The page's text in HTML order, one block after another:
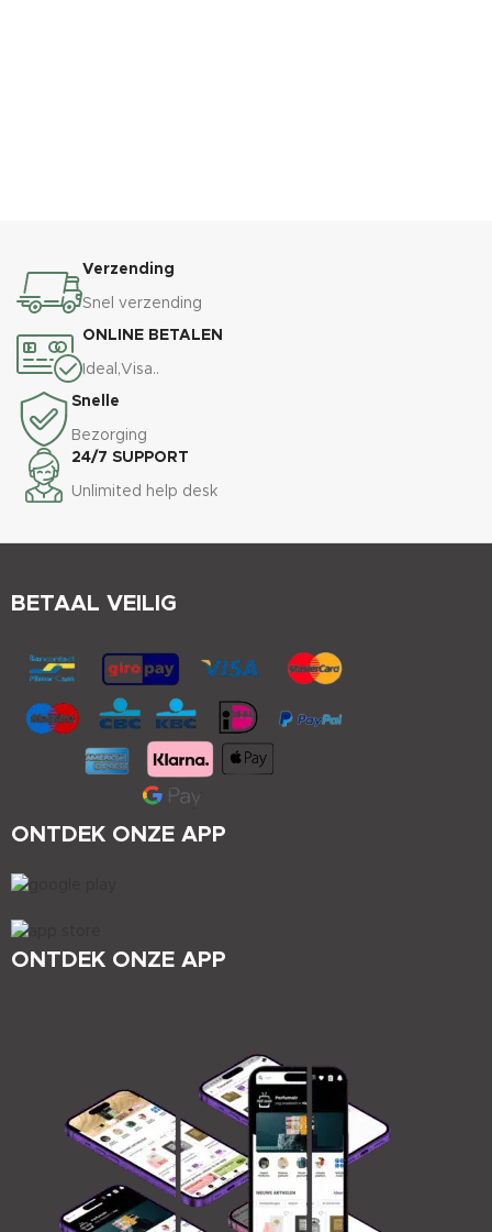
Verzending
Snel verzending
ONLINE BETALEN
Ideal,Visa..
Snelle
Bezorging
24/7 SUPPORT
Unlimited help desk
ONTDEK ONZE APP
ONTDEK ONZE APP
BETAAL VEILIG